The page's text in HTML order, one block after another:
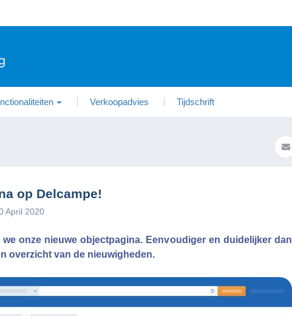
Verkoopadvies Tijdschrift
op Delcampe!
April 2020
onze nieuwe objectpagina. Eenvoudiger en duidelijker dan
overzicht van de nieuwigheden.